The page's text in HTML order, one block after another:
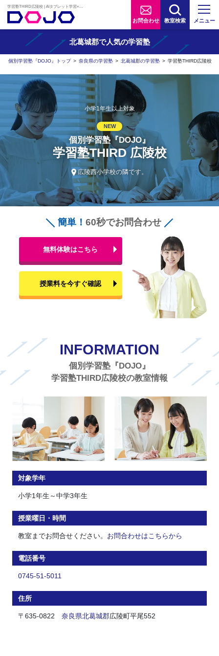
お問合わせ 教室検索 メニュー
北葛城郡で人気の学習塾
個別学習塾『DOJO』トップ > 奈良県の学習塾 > 北葛城郡の学習塾 > 学習塾THIRD広陵校
小学1年生以上対象
NEW
個別学習塾『DOJO』
学習塾THIRD 広陵校
広陵西小学校の隣です。
簡単！ 60秒でお問合わせ
無料体験はこちら
授業料を今すぐ確認
INFORMATION
個別学習塾『DOJO』
学習塾THIRD広陵校の教室情報
対象学年
小学1年生～中学3年生
授業曜日・時間
教室までお問合せください。 お問合わせはこちらから
電話番号
0745-51-5011
住所
〒635-0822 奈良県北葛城郡広陵町平尾552